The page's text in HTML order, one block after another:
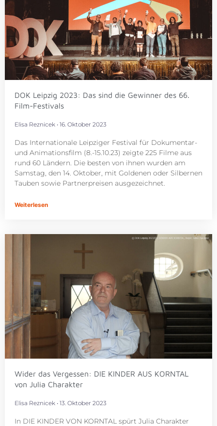
DOK Leipzig 2023: Das sind die Gewinner des 66.
Film-Festivals
Elisa Reznicek 16. Oktober 2023
Das Internationale Leipziger Festival für Dokumentar-
und Animationsfilm (8.-15.10.23) zeigte 225 Filme aus
rund 60 Ländern. Die besten von ihnen wurden am
Samstag, den 14. Oktober, mit Goldenen oder Silbernen
Tauben sowie Partnerpreisen ausgezeichnet.
Weiterlesen
Wider das Vergessen: DIE KINDER AUS KORNTAL
von Julia Charakter
Elisa Reznicek 13. Oktober 2023
In DIE KINDER VON KORNTAL spürt Julia Charakter